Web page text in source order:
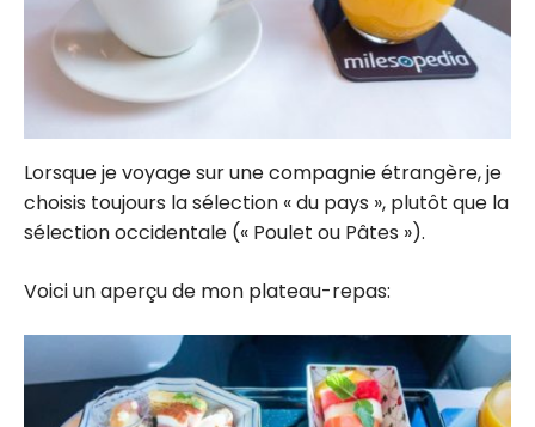
Lorsque je voyage sur une compagnie étrangère, je
choisis toujours la sélection « du pays », plutôt que la
sélection occidentale (« Poulet ou Pâtes »).
Voici un aperçu de mon plateau-repas: